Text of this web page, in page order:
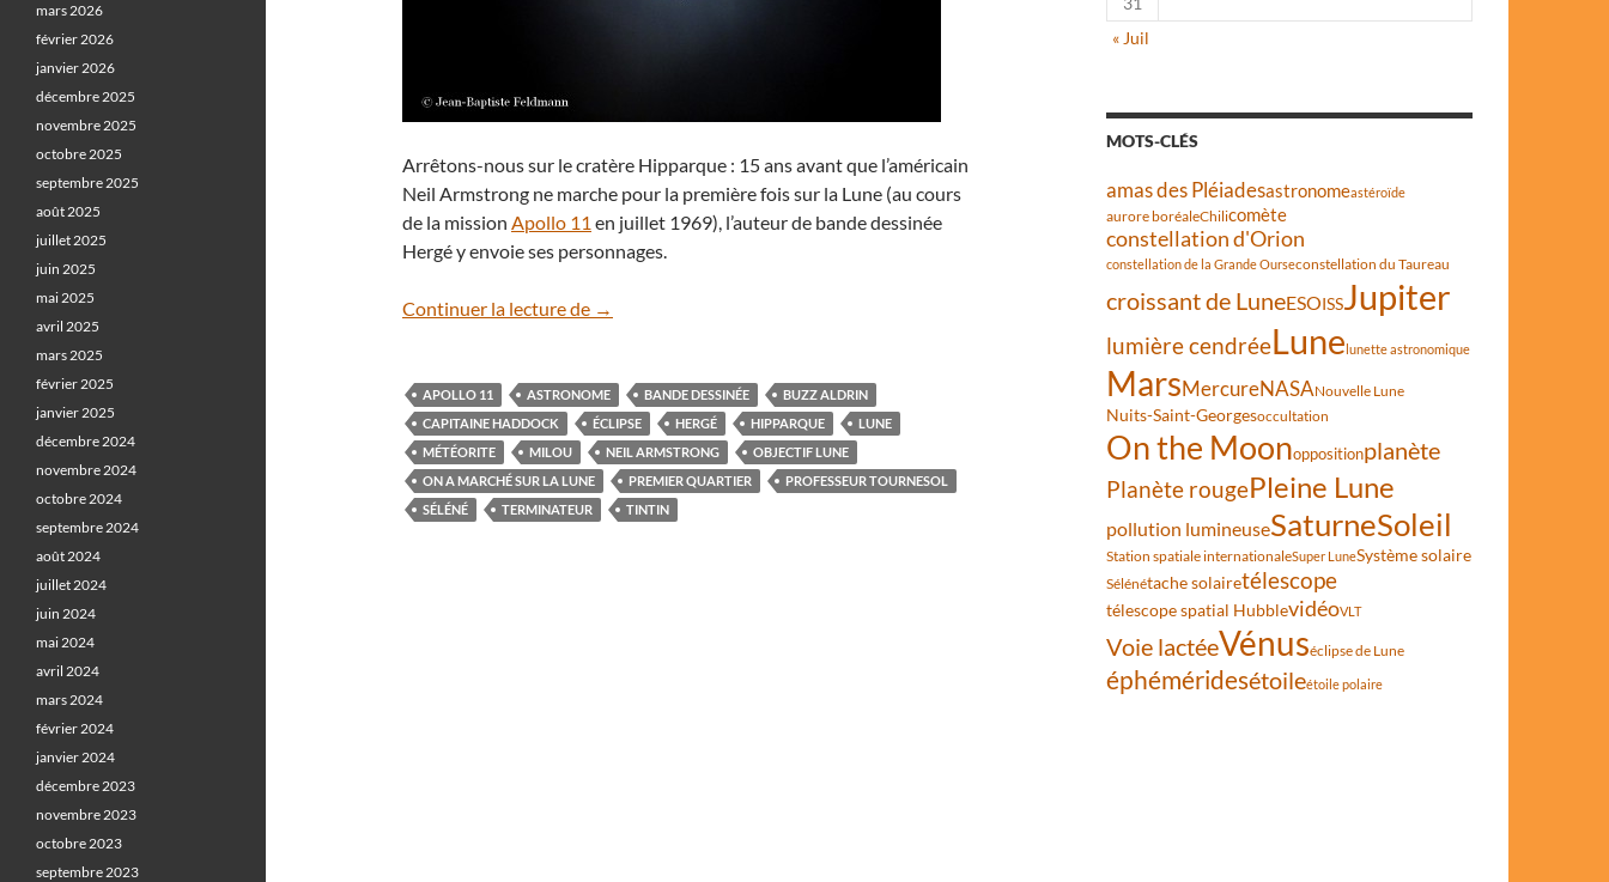
Arrêtons-nous sur le cratère Hipparque : 15 ans avant que l’américain
Neil Armstrong ne marche pour la première fois sur la Lune (au cours
de la mission Apollo 11 en juillet 1969), l’auteur de bande dessinée
Hergé y envoie ses personnages.
Continuer la lecture de Hipparque, le cratère lunaire de Tintin
→
APOLLO 11 ASTRONOME BANDE DESSINÉE
BUZZ ALDRIN
CAPITAINE HADDOCK
ÉCLIPSE HERGÉ HIPPARQUE
LUNE
MÉTÉORITE
MILOU NEIL ARMSTRONG
OBJECTIF LUNE
ON A MARCHÉ SUR LA LUNE
PREMIER QUARTIER
PROFESSEUR TOURNESOL
SÉLÉNÉ
TERMINATEUR TINTIN
« Juil
MOTS-CLÉS
amas des Pléiadesastronomeastéroïde
aurore boréaleChilicomète
constellation d'Orion
constellation de la Grande Ourseconstellation du Taureau
croissant de LuneESOISSJupiter
lumière cendréeLunelunette astronomique
MarsMercureNASANouvelle Lune
Nuits-Saint-Georgesoccultation
On the Moonoppositionplanète
Planète rougePleine Lune
pollution lumineuseSaturneSoleil
Station spatiale internationaleSuper LuneSystème solaire
Sélénétache solairetélescope
télescope spatial HubblevidéoVLT
Voie lactéeVénuséclipse de Lune
éphéméridesétoileétoile polaire
mars 2026
février 2026
janvier 2026
décembre 2025
novembre 2025
octobre 2025
septembre 2025
août 2025
juillet 2025
juin 2025
mai 2025
avril 2025
mars 2025
février 2025
janvier 2025
décembre 2024
novembre 2024
octobre 2024
septembre 2024
août 2024
juillet 2024
juin 2024
mai 2024
avril 2024
mars 2024
février 2024
janvier 2024
décembre 2023
novembre 2023
octobre 2023
septembre 2023